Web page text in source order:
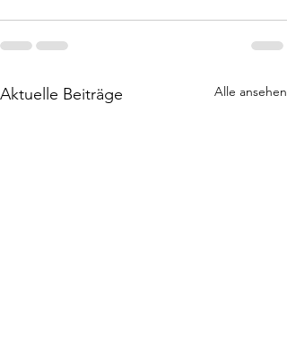
Aktuelle Beiträge Alle ansehen